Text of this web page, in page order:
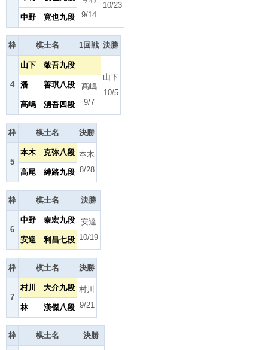
10/23
9/14
中野 寛也九段
枠 棋士名 1回戦 決勝
4
山下 敬吾九段
山下
10/5
潘 善琪八段
髙嶋
9/7
髙嶋 湧吾四段
枠 棋士名 決勝
5
本木 克弥八段 本木
8/28
高尾 紳路九段
枠 棋士名 決勝
6
中野 泰宏九段
安達
10/19
安達 利昌七段
枠 棋士名 決勝
7
村川 大介九段 村川
9/21
林 漢傑八段
枠 棋士名 決勝